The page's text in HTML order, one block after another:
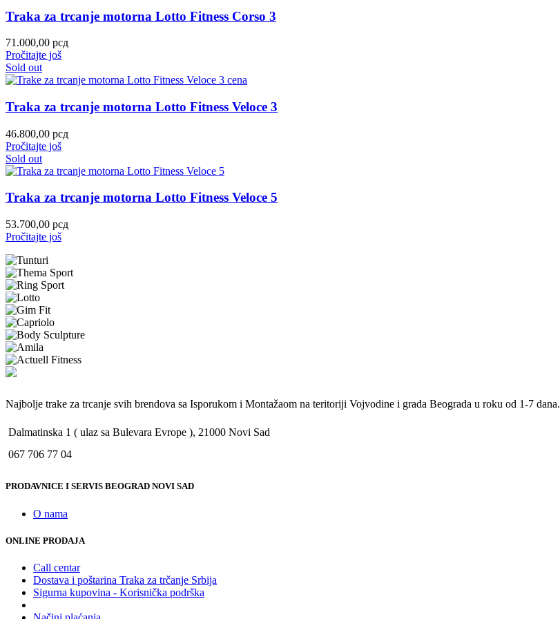
Traka za trcanje motorna Lotto Fitness Corso 3
71.000,00 рсд
Pročitajte još
Sold out
Traka za trcanje motorna Lotto Fitness Veloce 3
46.800,00 рсд
Pročitajte još
Sold out
Traka za trcanje motorna Lotto Fitness Veloce 5
53.700,00 рсд
Pročitajte još
Najbolje trake za trcanje svih brendova sa Isporukom i Montažaom na teritoriji Vojvodine i grada Beograda u roku od 1-7 dana.
Dalmatinska 1 ( ulaz sa Bulevara Evrope ), 21000 Novi Sad
067 706 77 04
PRODAVNICE I SERVIS BEOGRAD NOVI SAD
O nama
ONLINE PRODAJA
Call centar
Dostava i poštarina Traka za trčanje Srbija
Sigurna kupovina - Korisnička podrška